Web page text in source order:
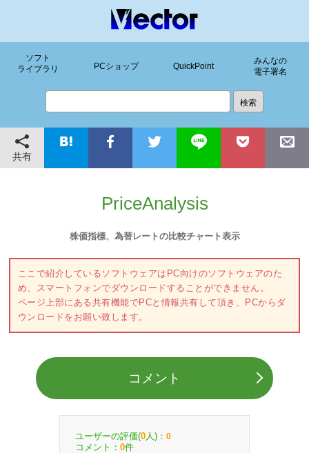
ソフト
ライブラリ
PCショップ QuickPoint
みんなの
電子署名
共有
PriceAnalysis
株価指標、為替レートの比較チャート表示
ここで紹介しているソフトウェアはPC向けのソフトウェアのた
め、スマートフォンでダウンロードすることができません。
ページ上部にある共有機能でPCと情報共有して頂き、PCからダ
ウンロードをお願い致します。
コメント
ユーザーの評価(0 人)： 0
コメント： 0件